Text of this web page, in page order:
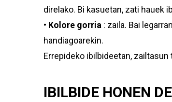
direlako. Bi kasuetan, zati hauek
• Kolore gorria : zaila. Bai
handiagoarekin.
Errepideko ibilbideetan,
IBILBIDE HONEN